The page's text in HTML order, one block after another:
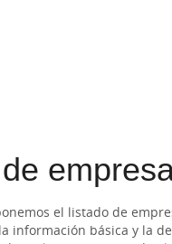
el listado de
información básica y la